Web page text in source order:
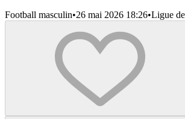
Football masculin•26 mai 2026 18:26•Ligue